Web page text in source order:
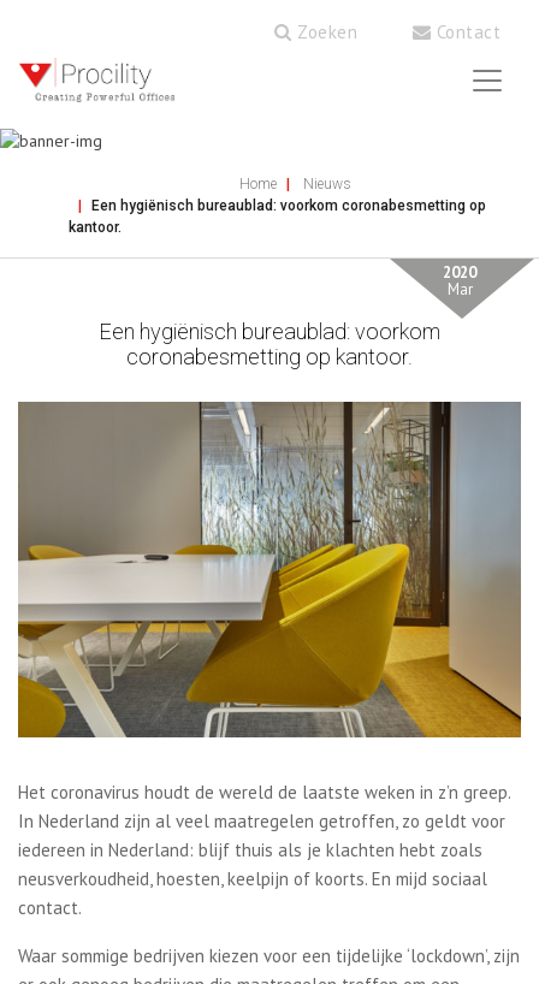
Zoeken Contact
Home
Nieuws
Een hygiënisch bureaublad: voorkom coronabesmetting op
kantoor.
2020
Mar
Een hygiënisch bureaublad: voorkom
coronabesmetting op kantoor.
Het coronavirus houdt de wereld de laatste weken in z’n greep.
In Nederland zijn al veel maatregelen getroffen, zo geldt voor
iedereen in Nederland: blijf thuis als je klachten hebt zoals
neusverkoudheid, hoesten, keelpijn of koorts. En mijd sociaal
contact.
Waar sommige bedrijven kiezen voor een tijdelijke ‘lockdown’, zijn